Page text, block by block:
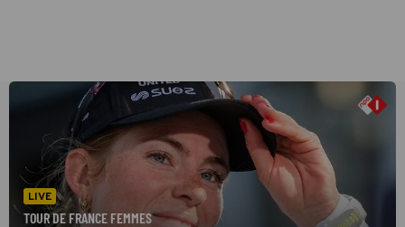
LIVE
TOUR DE FRANCE FEMMES